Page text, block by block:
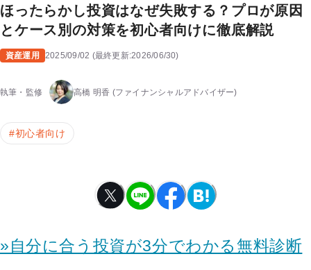
ほったらかし投資はなぜ失敗する？プロが原因
とケース別の対策を初心者向けに徹底解説
資産運用 2025/09/02 (最終更新:2026/06/30)
執筆・監修 高橋 明香 (ファイナンシャルアドバイザー)
#初心者向け
»自分に合う投資が3分でわかる無料診断